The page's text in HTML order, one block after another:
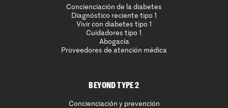
Concienciación de la diabetes
Diagnóstico reciente tipo 1
Vivir con diabetes tipo 1
Cuidadores tipo 1
Abogacía
Proveedores de atención médica
BEYOND TYPE 2
Concienciación y prevención